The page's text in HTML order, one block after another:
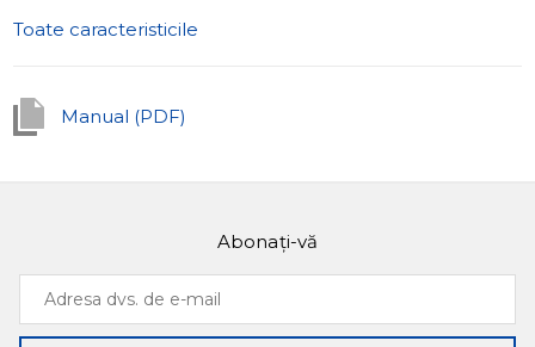
Toate caracteristicile
Manual (PDF)
Abonați-vă
Adresa
dvs.
de